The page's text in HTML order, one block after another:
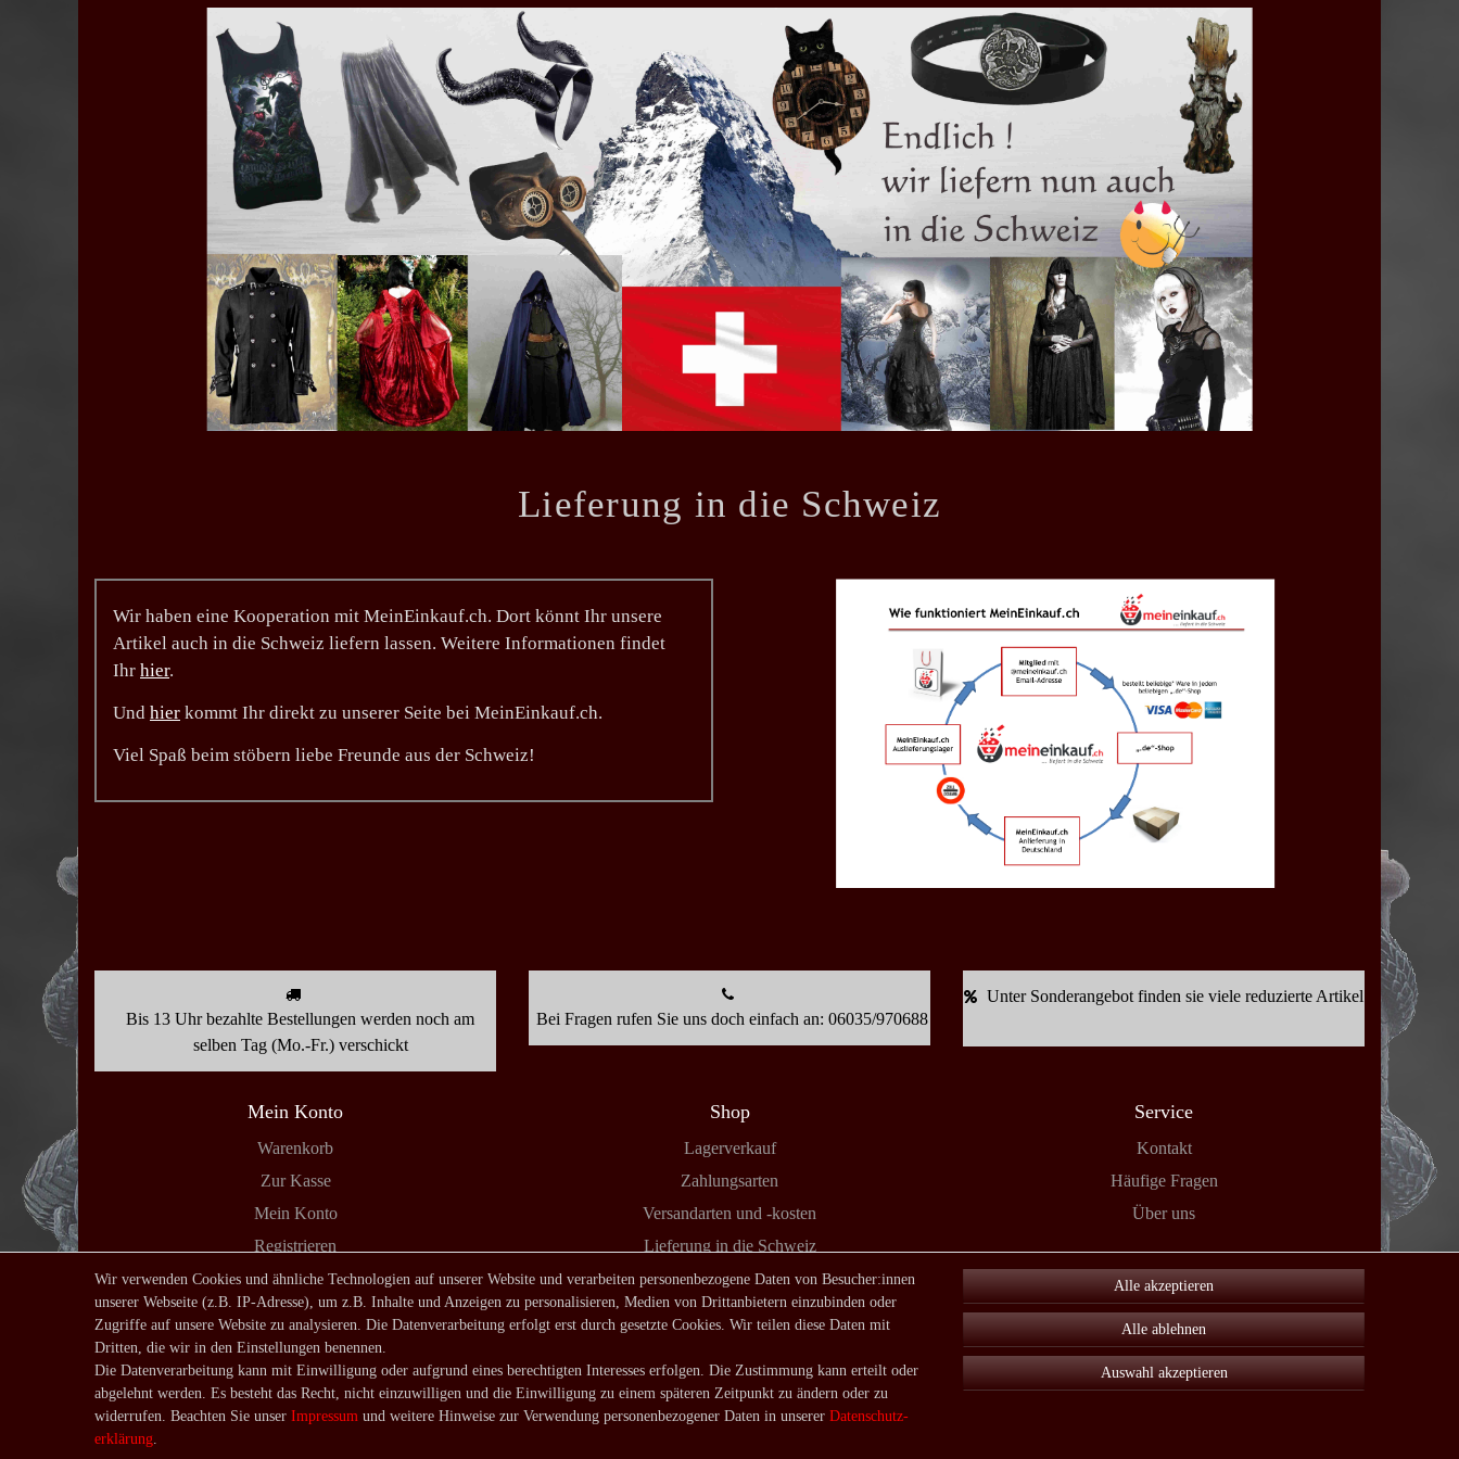
Lieferung in die Schweiz
Wir haben eine Kooperation mit MeinEinkauf.ch. Dort könnt Ihr unsere
Artikel auch in die Schweiz liefern lassen. Weitere Informationen findet
Ihr hier.
Und hier kommt Ihr direkt zu unserer Seite bei MeinEinkauf.ch.
Viel Spaß beim stöbern liebe Freunde aus der Schweiz!
Bis 13 Uhr bezahlte Bestellungen werden noch am
selben Tag (Mo.-Fr.) verschickt
Bei Fragen rufen Sie uns doch einfach an: 06035/970688
Unter Sonderangebot finden sie viele reduzierte Artikel
Mein Konto
Warenkorb
Zur Kasse
Mein Konto
Registrieren
Login
Shop
Lagerverkauf
Zahlungsarten
Versandarten und -kosten
Lieferung in die Schweiz
Service
Kontakt
Häufige Fragen
Über uns
Impressum Daten­schutz­erklärung AGB Widerrufs­recht Vertrag widerrufen
Wir verwenden Cookies und ähnliche Technologien auf unserer Website und verarbeiten personenbezogene Daten von Besucher:innen
unserer Webseite (z.B. IP-Adresse), um z.B. Inhalte und Anzeigen zu personalisieren, Medien von Drittanbietern einzubinden oder
Zugriffe auf unsere Website zu analysieren. Die Datenverarbeitung erfolgt erst durch gesetzte Cookies. Wir teilen diese Daten mit
Dritten, die wir in den Einstellungen benennen.
Die Datenverarbeitung kann mit Einwilligung oder aufgrund eines berechtigten Interesses erfolgen. Die Zustimmung kann erteilt oder
abgelehnt werden. Es besteht das Recht, nicht einzuwilligen und die Einwilligung zu einem späteren Zeitpunkt zu ändern oder zu
widerrufen. Beachten Sie unser Impressum und weitere Hinweise zur Verwendung personenbezogener Daten in unserer Daten­schutz­
erklärung.
Alle akzeptieren
Alle ablehnen
Auswahl akzeptieren